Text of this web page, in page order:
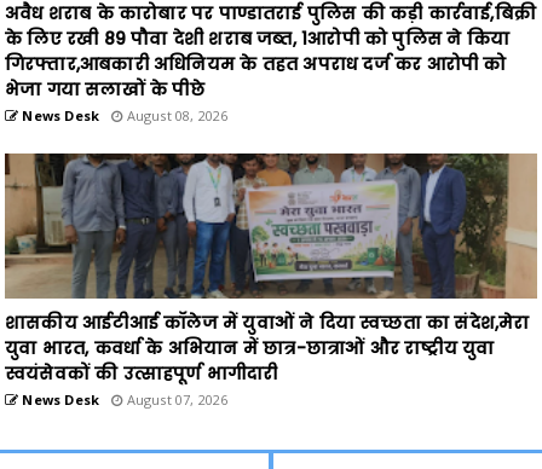
अवैध शराब के कारोबार पर पाण्डातराई पुलिस की कड़ी कार्रवाई,बिक्री
के लिए रखी 89 पौवा देशी शराब जब्त, 1आरोपी को पुलिस ने किया
गिरफ्तार,आबकारी अधिनियम के तहत अपराध दर्ज कर आरोपी को
भेजा गया सलाखों के पीछे
News Desk August 08, 2026
शासकीय आईटीआई कॉलेज में युवाओं ने दिया स्वच्छता का संदेश,मेरा
युवा भारत, कवर्धा के अभियान में छात्र-छात्राओं और राष्ट्रीय युवा
स्वयंसेवकों की उत्साहपूर्ण भागीदारी
News Desk August 07, 2026